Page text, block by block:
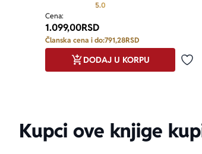
5.0
Cena:
1.099,00RSD
Članska cena i do:791,28RSD
DODAJ U KORPU
Kupci ove knjige